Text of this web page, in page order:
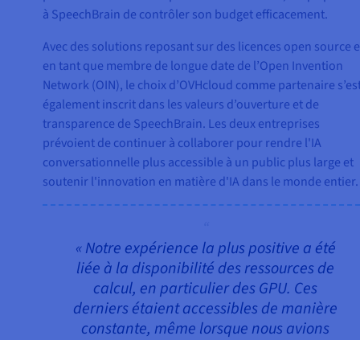
à SpeechBrain de contrôler son budget efficacement.
Avec des solutions reposant sur des licences open source
en tant que membre de longue date de l’Open Invention
Network (OIN), le choix d’OVHcloud comme partenaire
également inscrit dans les valeurs d’ouverture et de
transparence de SpeechBrain. Les deux entreprises
prévoient de continuer à collaborer pour rendre l'IA
conversationnelle plus accessible à un public plus large et
soutenir l'innovation en matière d'IA dans le monde entier.
« Notre expérience la plus positive a été
liée à la disponibilité des ressources de
calcul, en particulier des GPU. Ces
derniers étaient accessibles de manière
constante, même lorsque nous avions